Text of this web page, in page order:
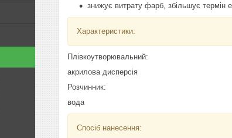
знижує витрату фарб, збільшує термін
Характеристики:
Плівкоутворювальний:
акрилова дисперсія
Розчинник:
вода
Спосіб нанесення: